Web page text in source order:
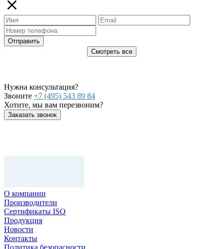
Отправить
Смотреть все
Нужна консультация?
Звоните +7 (495) 543 89 84
Хотите, мы вам перезвоним?
Заказать звонок
О компании
Производители
Сертификаты ISO
Продукция
Новости
Контакты